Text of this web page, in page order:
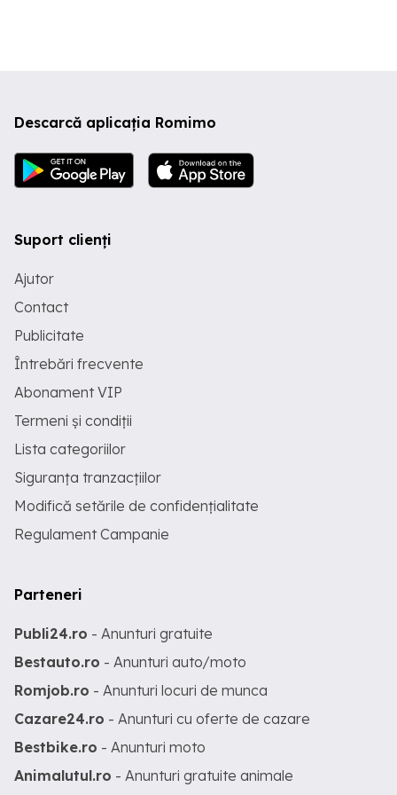
euro TVA inclus in pret Pentru mai multe
vizite contact : 0729004287!
Descarcă aplicația Romimo
Suport clienți
Ajutor
Contact
Publicitate
Întrebări frecvente
Abonament VIP
Termeni și condiții
Lista categoriilor
Siguranța tranzacțiilor
Modifică setările de confidențialitate
Regulament Campanie
Parteneri
Publi24.ro - Anunturi gratuite
Bestauto.ro - Anunturi auto/moto
Romjob.ro - Anunturi locuri de munca
Cazare24.ro - Anunturi cu oferte de cazare
Bestbike.ro - Anunturi moto
Animalutul.ro - Anunturi gratuite animale